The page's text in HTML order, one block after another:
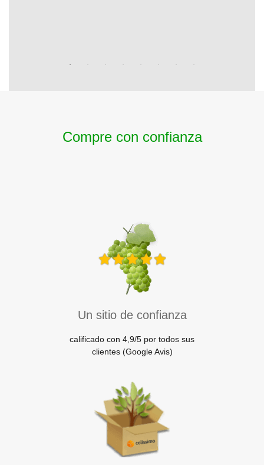
Compre con confianza
Un sitio de confianza
calificado con 4,9/5 por todos sus
clientes (Google Avis)